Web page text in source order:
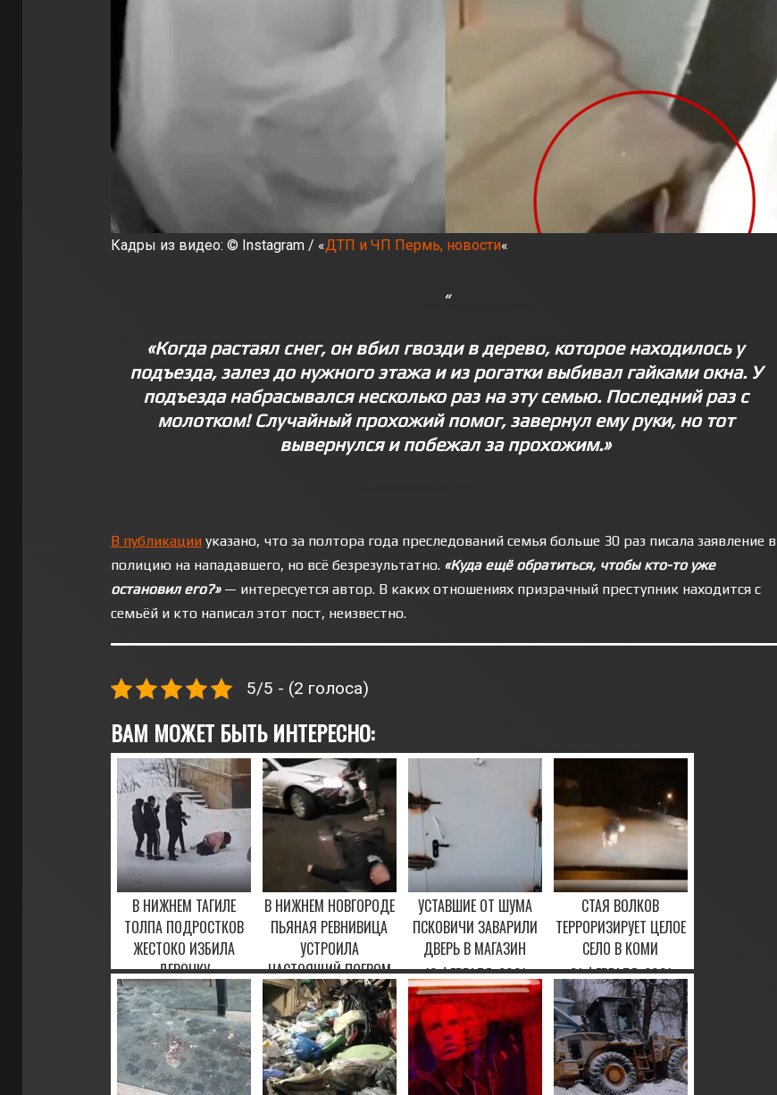
Кадры из видео: © Instagram / «ДТП и ЧП Пермь, новости«
«Когда растаял снег, он вбил гвозди в дерево, которое находилось у
подъезда, залез до нужного этажа и из рогатки выбивал гайками окна. У
подъезда набрасывался несколько раз на эту семью. Последний раз с
молотком! Случайный прохожий помог, завернул ему руки, но тот
вывернулся и побежал за прохожим.»
В публикацииуказано, что за полтора года преследований семья больше 30 раз писала заявление в
полицию на нападавшего, но всё безрезультатно. «Куда ещё обратиться, чтобы кто-то уже
остановил его?»— интересуется автор. В каких отношениях призрачный преступник находится с
семьёй и кто написал этот пост, неизвестно.
5/5 - (2 голоса)
ВАМ МОЖЕТ БЫТЬ ИНТЕРЕСНО:
В НИЖНЕМ ТАГИЛЕ
ТОЛПА ПОДРОСТКОВ
ЖЕСТОКО ИЗБИЛА
ДЕВОЧКУ
4 ФЕВРАЛЯ, 2021
В НИЖНЕМ НОВГОРОДЕ
ПЬЯНАЯ РЕВНИВИЦА
УСТРОИЛА
НАСТОЯЩИЙ ПОГРОМ
2 ФЕВРАЛЯ, 2023
УСТАВШИЕ ОТ ШУМА
ПСКОВИЧИ ЗАВАРИЛИ
ДВЕРЬ В МАГАЗИН
12 ФЕВРАЛЯ, 2021
СТАЯ ВОЛКОВ
ТЕРРОРИЗИРУЕТ ЦЕЛОЕ
СЕЛО В КОМИ
21 ФЕВРАЛЯ, 2021